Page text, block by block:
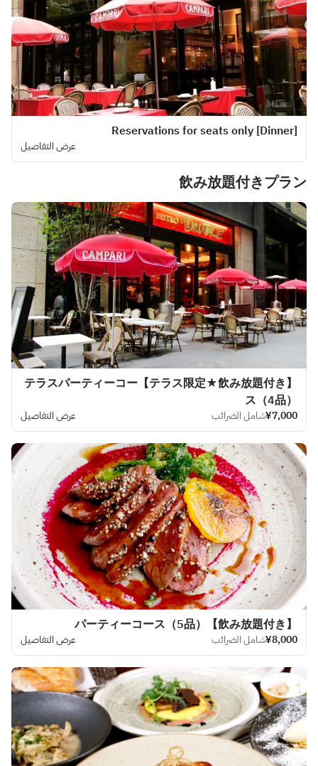
[Dinner] Reservations for seats only
عرض التفاصيل
飲み放題付きプラン
【テラス限定★飲み放題付き】テラスパーティーコー
ス（4品）
¥7,000شامل الضرائب عرض التفاصيل
【飲み放題付き】パーティーコース（5品）
¥8,000شامل الضرائب عرض التفاصيل